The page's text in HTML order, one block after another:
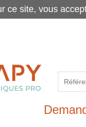
ce site, vous